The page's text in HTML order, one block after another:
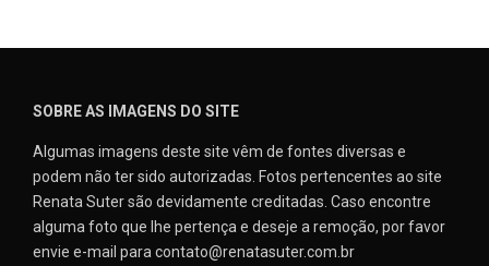
SOBRE AS IMAGENS DO SITE
Algumas imagens deste site vêm de fontes diversas e
podem não ter sido autorizadas. Fotos pertencentes ao site
Renata Suter são devidamente creditadas. Caso encontre
alguma foto que lhe pertença e deseje a remoção, por favor
envie e-mail para contato@renatasuter.com.br